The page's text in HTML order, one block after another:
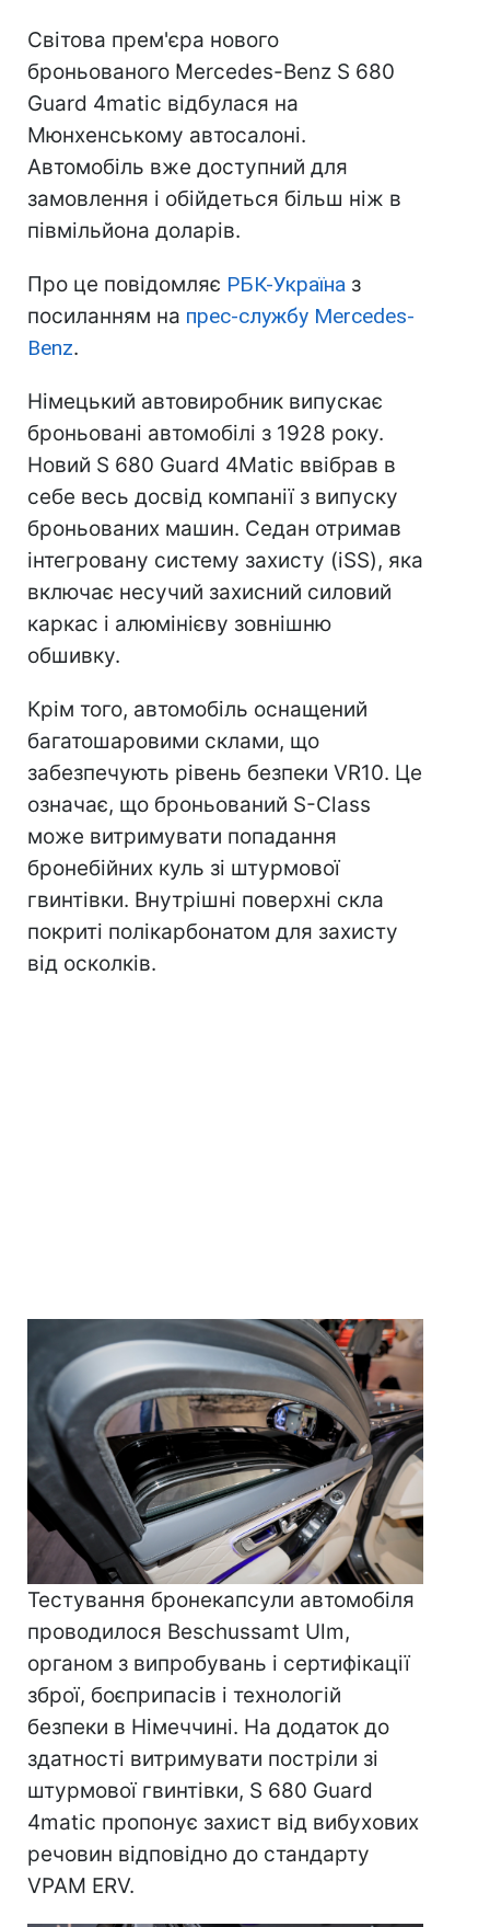
Світова прем'єра нового
броньованого Mercedes-Benz S 680
Guard 4matic відбулася на
Мюнхенському автосалоні.
Автомобіль вже доступний для
замовлення і обійдеться більш ніж в
півмільйона доларів.
Про це повідомляє РБК-Україна з
посиланням на прес-службу Mercedes-
Benz.
Німецький автовиробник випускає
броньовані автомобілі з 1928 року.
Новий S 680 Guard 4Matic ввібрав в
себе весь досвід компанії з випуску
броньованих машин. Седан отримав
інтегровану систему захисту (iSS), яка
включає несучий захисний силовий
каркас і алюмінієву зовнішню
обшивку.
Крім того, автомобіль оснащений
багатошаровими склами, що
забезпечують рівень безпеки VR10. Це
означає, що броньований S-Class
може витримувати попадання
бронебійних куль зі штурмової
гвинтівки. Внутрішні поверхні скла
покриті полікарбонатом для захисту
від осколків.
Тестування бронекапсули автомобіля
проводилося Beschussamt Ulm,
органом з випробувань і сертифікації
зброї, боєприпасів і технологій
безпеки в Німеччині. На додаток до
здатності витримувати постріли зі
штурмової гвинтівки, S 680 Guard
4matic пропонує захист від вибухових
речовин відповідно до стандарту
VPAM ERV.